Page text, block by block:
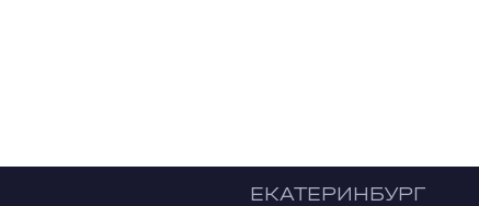
ЕКАТЕРИНБУРГ